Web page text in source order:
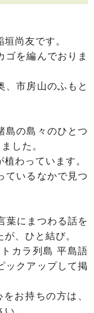
尚友です。
ゴを編んでおりま
、市房山のふもと
島の島々のひとつ
した。
わっています。
ているなかで見つ
葉にまつわる話を
、ひと結び。
カラ列島 平島語
ックアップして掲
お持ちの方は、
。